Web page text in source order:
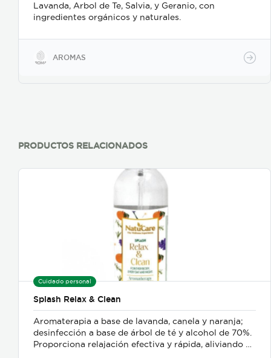
Lavanda, Arbol de Te, Salvia, y Geranio, con
ingredientes orgánicos y naturales.
AROMAS
PRODUCTOS RELACIONADOS
Cuidado personal
Splash Relax & Clean
Aromaterapia a base de lavanda, canela y naranja;
desinfección a base de árbol de té y alcohol de 70%.
Proporciona relajación efectiva y rápida, aliviando el